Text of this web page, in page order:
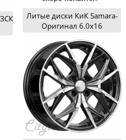
Литые диски КиК Samara-
Оригинал 6.0x16